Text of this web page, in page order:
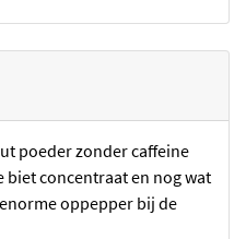
poeder zonder caffeine
biet concentraat en nog wat
oppepper bij de